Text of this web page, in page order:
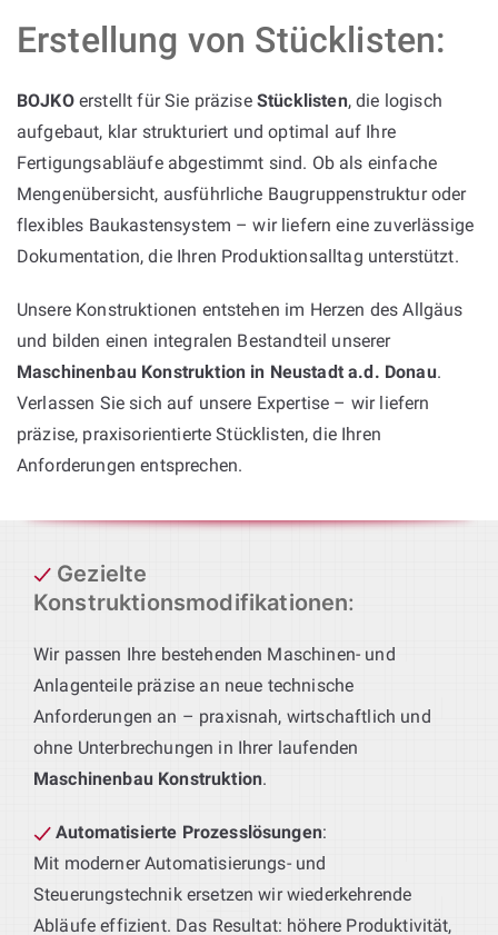
Erstellung von Stücklisten:
BOJKOerstellt für Sie präzise Stücklisten, die logisch
aufgebaut, klar strukturiert und optimal auf Ihre
Fertigungsabläufe abgestimmt sind. Ob als einfache
Mengenübersicht, ausführliche Baugruppenstruktur oder
flexibles Baukastensystem – wir liefern eine zuverlässige
Dokumentation, die Ihren Produktionsalltag unterstützt.
Unsere Konstruktionen entstehen im Herzen des Allgäus
und bilden einen integralen Bestandteil unserer
Maschinenbau Konstruktion in Neustadt a.d. Donau.
Verlassen Sie sich auf unsere Expertise – wir liefern
präzise, praxisorientierte Stücklisten, die Ihren
Anforderungen entsprechen.
Gezielte
Konstruktionsmodifikationen:
Wir passen Ihre bestehenden Maschinen- und
Anlagenteile präzise an neue technische
Anforderungen an – praxisnah, wirtschaftlich und
ohne Unterbrechungen in Ihrer laufenden
Maschinenbau Konstruktion.
Automatisierte Prozesslösungen:
Mit moderner Automatisierungs- und
Steuerungstechnik ersetzen wir wiederkehrende
Abläufe effizient. Das Resultat: höhere Produktivität,